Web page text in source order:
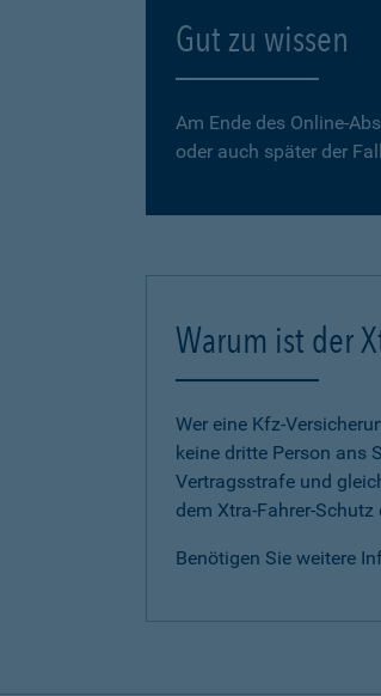
Gut zu wissen
Am Ende des Online-
oder auch später der
Warum ist der
Wer eine Kfz-
keine dritte Person ans
Vertragsstrafe und
dem Xtra-Fahrer-
Benötigen Sie weitere